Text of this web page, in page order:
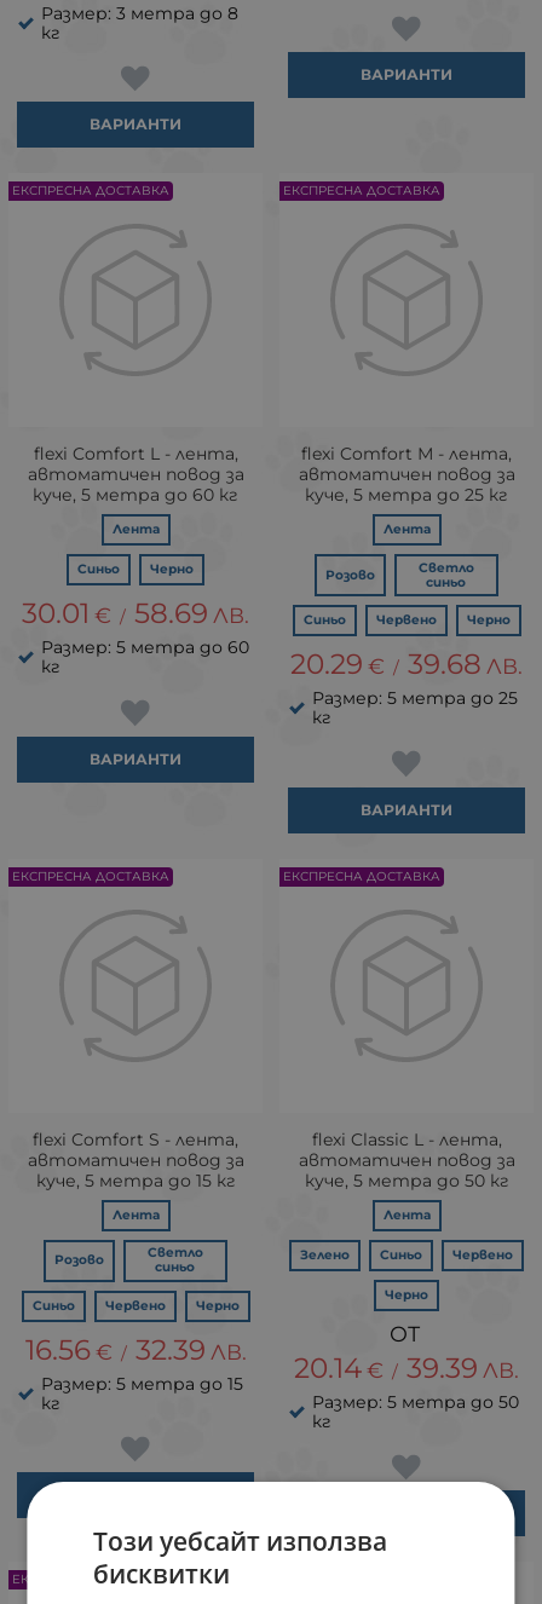
Размер: 3 метра до 8
кг
ВАРИАНТИ
ВАРИАНТИ
flexi Comfort L - лента,
автоматичен повод за
куче, 5 метра до 60 кг
Лента
Синьо Черно
30.01 € / 58.69 ЛВ.
Размер: 5 метра до 60
кг
ВАРИАНТИ
ЕКСПРЕСНА ДОСТАВКА
flexi Comfort М - лента,
автоматичен повод за
куче, 5 метра до 25 кг
Лента
Розово
Светло
синьо
Синьо Червено Черно
20.29 € / 39.68 ЛВ.
Размер: 5 метра до 25
кг
ВАРИАНТИ
ЕКСПРЕСНА ДОСТАВКА
flexi Comfort S - лента,
автоматичен повод за
куче, 5 метра до 15 кг
Лента
Розово
Светло
синьо
Синьо Червено Черно
16.56 € / 32.39 ЛВ.
Размер: 5 метра до 15
кг
ЕКСПРЕСНА ДОСТАВКА
flexi Classic L - лента,
автоматичен повод за
куче, 5 метра до 50 кг
Лента
Зелено Синьо Червено
Черно
20.14€ / 39.39 ЛВ.
Размер: 5 метра до 50
кг
ЕКСПРЕСНА ДОСТАВКА
ЕКСПРЕСНА ДОСТАВКА
Този уебсайт използва
бисквитки